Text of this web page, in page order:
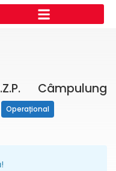
Câmpulung
Operațional